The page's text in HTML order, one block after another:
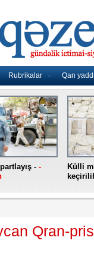
Rubrikalar Qan
- -
Külli
Qran-